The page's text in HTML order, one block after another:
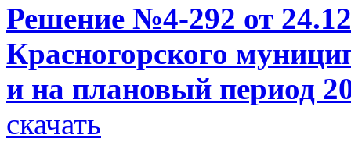
Решение №4-292 от
Красногорского
и на плановый период
скачать